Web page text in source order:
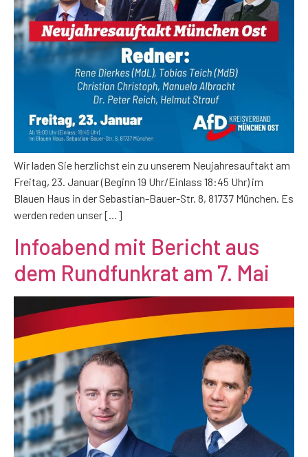
Wir laden Sie herzlichst ein zu unserem Neujahresauftakt am
Freitag, 23. Januar (Beginn 19 Uhr/Einlass 18:45 Uhr) im
Blauen Haus in der Sebastian-Bauer-Str. 8, 81737 München. Es
werden reden unser […]
Infoabend mit Bericht aus
dem Rundfunkrat am 7. Mai